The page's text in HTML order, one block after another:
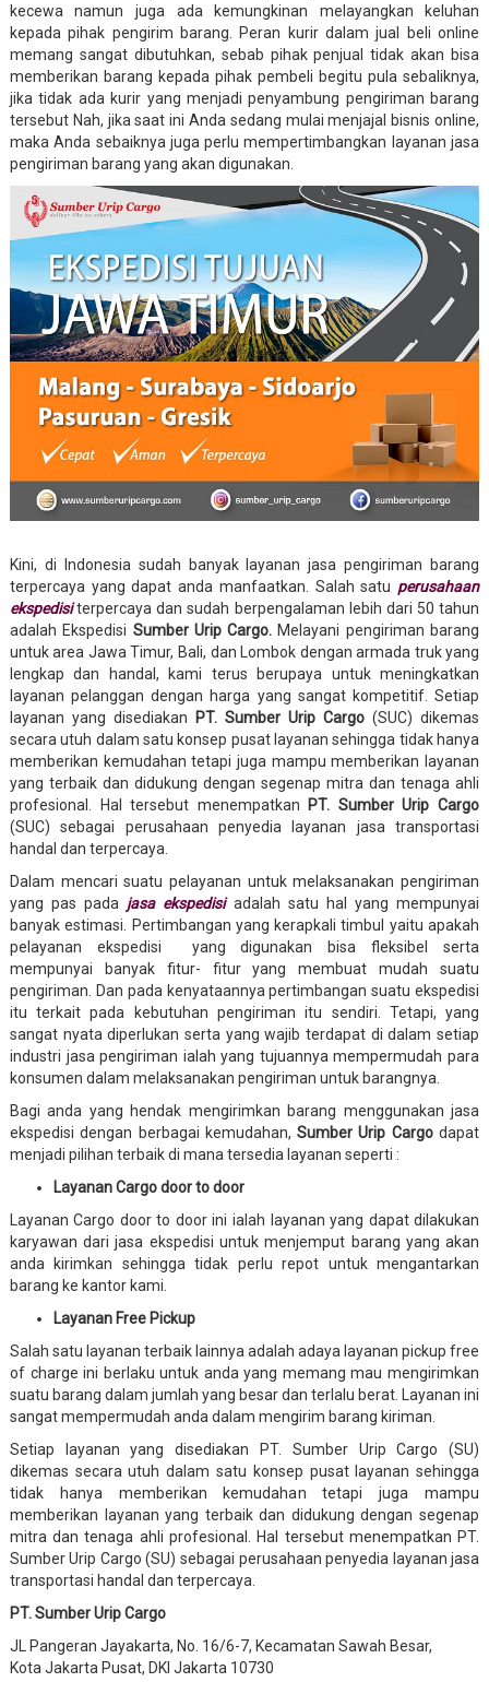
kecewa namun juga ada kemungkinan melayangkan keluhan
kepada pihak pengirim barang. Peran kurir dalam jual beli online
memang sangat dibutuhkan, sebab pihak penjual tidak akan bisa
memberikan barang kepada pihak pembeli begitu pula sebaliknya,
jika tidak ada kurir yang menjadi penyambung pengiriman barang
tersebut Nah, jika saat ini Anda sedang mulai menjajal bisnis online,
maka Anda sebaiknya juga perlu mempertimbangkan layanan jasa
pengiriman barang yang akan digunakan.
Kini, di Indonesia sudah banyak layanan jasa pengiriman barang
terpercaya yang dapat anda manfaatkan. Salah satu perusahaan
ekspedisiterpercaya dan sudah berpengalaman lebih dari 50 tahun
adalah Ekspedisi Sumber Urip Cargo. Melayani pengiriman barang
untuk area Jawa Timur, Bali, dan Lombok dengan armada truk yang
lengkap dan handal, kami terus berupaya untuk meningkatkan
layanan pelanggan dengan harga yang sangat kompetitif. Setiap
layanan yang disediakan
PT. Sumber Urip Cargo (SUC) dikemas
secara utuh dalam satu konsep pusat layanan sehingga tidak hanya
memberikan kemudahan tetapi juga mampu memberikan layanan
yang terbaik dan didukung dengan segenap mitra dan tenaga ahli
profesional. Hal tersebut menempatkan
PT. Sumber Urip Cargo
(SUC) sebagai perusahaan penyedia layanan jasa transportasi
handal dan terpercaya.
Dalam mencari suatu pelayanan untuk melaksanakan pengiriman
yang pas pada jasa ekspedisiadalah satu hal yang mempunyai
banyak estimasi. Pertimbangan yang kerapkali timbul yaitu apakah
pelayanan ekspedisi yang digunakan bisa fleksibel serta
mempunyai banyak fitur- fitur yang membuat mudah suatu
pengiriman. Dan pada kenyataannya pertimbangan suatu ekspedisi
itu terkait pada kebutuhan pengiriman itu sendiri. Tetapi, yang
sangat nyata diperlukan serta yang wajib terdapat di dalam setiap
industri jasa pengiriman ialah yang tujuannya mempermudah para
konsumen dalam melaksanakan pengiriman untuk barangnya.
Bagi anda yang hendak mengirimkan barang menggunakan jasa
ekspedisi dengan berbagai kemudahan,Sumber Urip Cargodapat
menjadi pilihan terbaik di mana tersedia layanan seperti :
Layanan Cargo door to door
Layanan Cargo door to door ini ialah layanan yang dapat dilakukan
karyawan dari jasa ekspedisi untuk menjemput barang yang akan
anda kirimkan sehingga tidak perlu repot untuk mengantarkan
barang ke kantor kami.
Layanan Free Pickup
Salah satu layanan terbaik lainnya adalah adaya layanan pickup free
of charge ini berlaku untuk anda yang memang mau mengirimkan
suatu barang dalam jumlah yang besar dan terlalu berat. Layanan ini
sangat mempermudah anda dalam mengirim barang kiriman.
Setiap layanan yang disediakan PT. Sumber Urip Cargo (SU)
dikemas secara utuh dalam satu konsep pusat layanan sehingga
tidak hanya memberikan kemudahan tetapi juga mampu
memberikan layanan yang terbaik dan didukung dengan segenap
mitra dan tenaga ahli profesional. Hal tersebut menempatkan PT.
Sumber Urip Cargo (SU) sebagai perusahaan penyedia layanan jasa
transportasi handal dan terpercaya.
PT. Sumber Urip Cargo
JL Pangeran Jayakarta, No. 16/6-7, Kecamatan Sawah Besar,
Kota Jakarta Pusat, DKI Jakarta 10730